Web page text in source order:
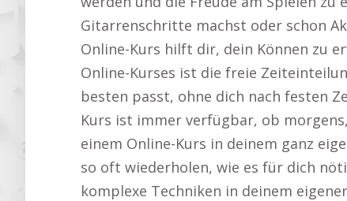
Gitarrenschritte machst oder schon
Online-Kurs hilft dir, dein Können zu
Online-Kurses ist die freie
besten passt, ohne dich nach festen
Kurs ist immer verfügbar, ob
einem Online-Kurs in deinem ganz
so oft wiederholen, wie es für dich
komplexe Techniken in deinem